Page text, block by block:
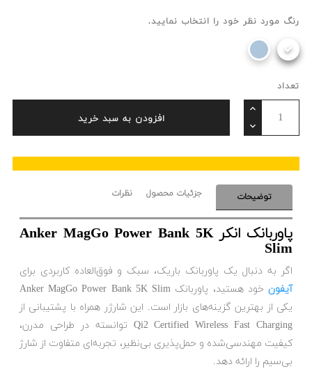
رنگ مورد نظر خود را انتخاب نمایید.
تعداد
افزودن به سبد خرید
توضیحات جزئیات محصول نظرات
پاوربانک انکر Anker MagGo Power Bank 5K
Slim
اگر به دنبال یک پاوربانک باریک، سبک و فوق‌العاده کاربردی برای
آیفون
خود هستید، پاوربانک Anker MagGo Power Bank 5K Slim
یکی از بهترین گزینه‌های بازار است. این شارژر همراه با پشتیبانی از
Qi2 Certified Wireless Fast Charging توانسته در طراحی مدرن،
کیفیت مهندسی‌شده و حمل‌پذیری بی‌نظیر، تجربه‌ای متفاوت از شارژ
بی‌سیم را ارائه دهد.